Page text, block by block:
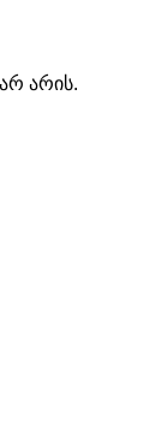
არის.